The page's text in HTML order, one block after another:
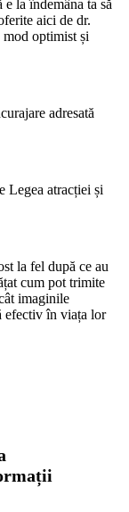
la îndemâna ta să
aici de dr.
optimist și
adresată
Legea atracției și
la fel după ce au
cum pot trimite
imaginile
efectiv în viața lor